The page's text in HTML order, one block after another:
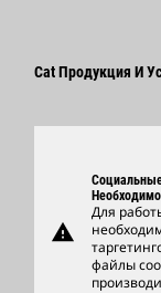
Новейшие
Cat Продукция И
Support
Фирменные
Найти Дилера
warning
Для
файлы